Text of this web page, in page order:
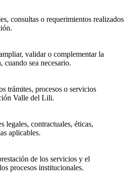
consultas o requerimientos realizados
validar o complementar la
sea necesario.
trámites, procesos o servicios
Valle del Lili.
legales, contractuales, éticas,
aplicables.
de los servicios y el
procesos institucionales.